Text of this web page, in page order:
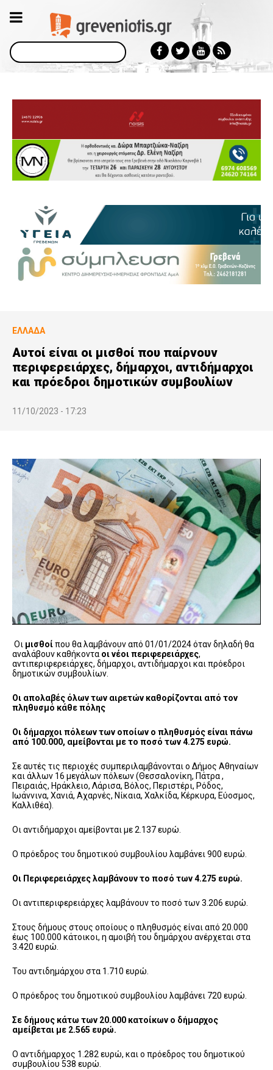
Αναζήτηση
ΕΛΛΆΔΑ
Αυτοί είναι οι μισθοί που παίρνουν
περιφερειάρχες, δήμαρχοι, αντιδήμαρχοι
και πρόεδροι δημοτικών συμβουλίων
11/10/2023 - 17:23
Οι μισθοίπου θα λαμβάνουν από 01/01/2024 όταν δηλαδή θα
αναλάβουν καθήκοντα οι νέοι περιφερειάρχες,
αντιπεριφερειάρχες, δήμαρχοι, αντιδήμαρχοι και πρόεδροι
δημοτικών συμβουλίων.
Οι απολαβές όλων των αιρετών καθορίζονται από τον
πληθυσμό κάθε πόλης
Oι δήμαρχοι πόλεων των οποίων ο πληθυσμός είναι πάνω
από 100.000, αμείβονται με το ποσό των 4.275 ευρώ.
Σε αυτές τις περιοχές συμπεριλαμβάνονται ο Δήμος Αθηναίων
και άλλων 16 μεγάλων πόλεων (Θεσσαλονίκη, Πάτρα ,
Πειραιάς, Ηράκλειο, Λάρισα, Βόλος, Περιστέρι, Ρόδος,
Ιωάννινα, Χανιά, Αχαρνές, Νίκαια, Χαλκίδα, Κέρκυρα, Εύοσμος,
Καλλιθέα).
Οι αντιδήμαρχοι αμείβονται με 2.137 ευρώ.
Ο πρόεδρος του δημοτικού συμβουλίου λαμβάνει 900 ευρώ.
Οι Περιφερειάρχες λαμβάνουν το ποσό των 4.275 ευρώ.
Οι αντιπεριφερειάρχες λαμβάνουν το ποσό των 3.206 ευρώ.
Στους δήμους στους οποίους ο πληθυσμός είναι από 20.000
έως 100.000 κάτοικοι, η αμοιβή του δημάρχου ανέρχεται στα
3.420 ευρώ.
Του αντιδημάρχου στα 1.710 ευρώ.
Ο πρόεδρος του δημοτικού συμβουλίου λαμβάνει 720 ευρώ.
Σε δήμους κάτω των 20.000 κατοίκων ο δήμαρχος
αμείβεται με 2.565 ευρώ.
Ο αντιδήμαρχος 1.282 ευρώ, και ο πρόεδρος του δημοτικού
συμβουλίου 538 ευρώ.